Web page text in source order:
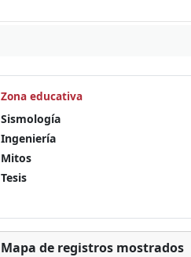
Zona educativa
Sismología
Ingeniería
Mitos
Tesis
Mapa de registros mostrados